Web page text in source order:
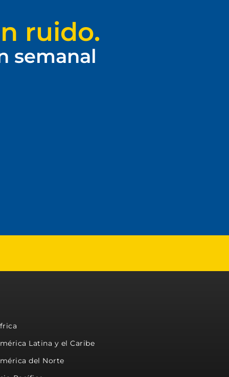
ruido.
semanal
Latina y el Caribe
del Norte